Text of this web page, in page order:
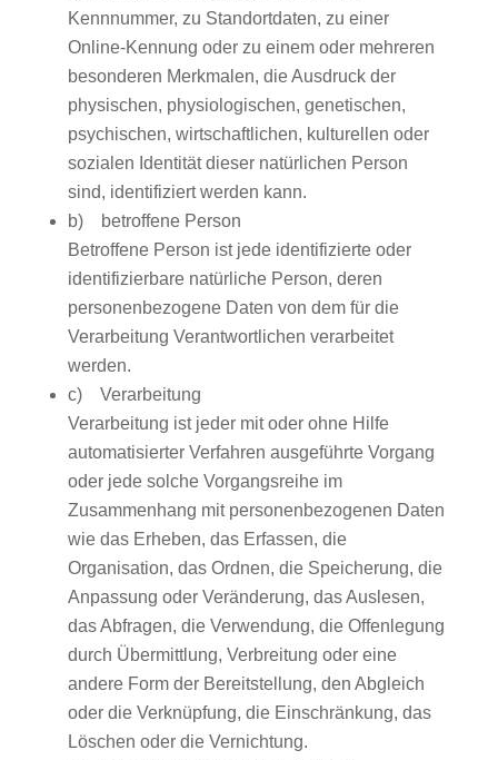
Kennnummer, zu Standortdaten, zu einer
Online-Kennung oder zu einem oder mehreren
besonderen Merkmalen, die Ausdruck der
physischen, physiologischen, genetischen,
psychischen, wirtschaftlichen, kulturellen oder
sozialen Identität dieser natürlichen Person
sind, identifiziert werden kann.
b) betroffene Person
Betroffene Person ist jede identifizierte oder
identifizierbare natürliche Person, deren
personenbezogene Daten von dem für die
Verarbeitung Verantwortlichen verarbeitet
werden.
c) Verarbeitung
Verarbeitung ist jeder mit oder ohne Hilfe
automatisierter Verfahren ausgeführte Vorgang
oder jede solche Vorgangsreihe im
Zusammenhang mit personenbezogenen Daten
wie das Erheben, das Erfassen, die
Organisation, das Ordnen, die Speicherung, die
Anpassung oder Veränderung, das Auslesen,
das Abfragen, die Verwendung, die Offenlegung
durch Übermittlung, Verbreitung oder eine
andere Form der Bereitstellung, den Abgleich
oder die Verknüpfung, die Einschränkung, das
Löschen oder die Vernichtung.